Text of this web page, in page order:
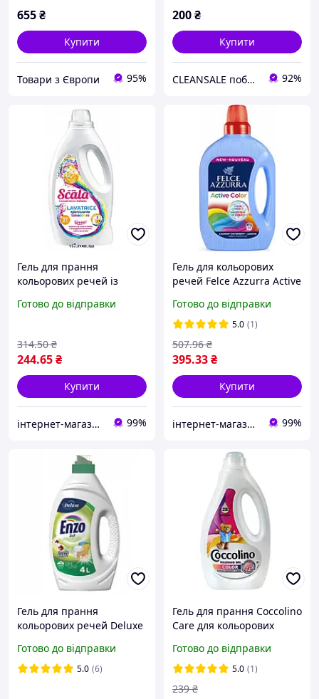
655₴
Купити
Товари з Європи 95%
200₴
Купити
CLEANSALE побутова хімія з Європи для дому та бізнесу 92%
Гель для прання
кольорових речей із
Lavatrice Salvacolore 1.5 л
Готово до відправки
244.65₴
314.50 ₴
Купити
інтернет-магазин KLIK 99%
Гель для кольорових
речей Felce Azzurra Active
мл
Готово до відправки
5.0 (1)
395.33₴
507.96 ₴
Купити
інтернет-магазин KLIK 99%
Гель для прання
кольорових речей Deluxe
4 л 4552482
Готово до відправки
5.0 (6)
Гель для прання Coccolino
Care для кольорових
Кокколино гель для
стирки
Готово до відправки
5.0 (1)
239 ₴